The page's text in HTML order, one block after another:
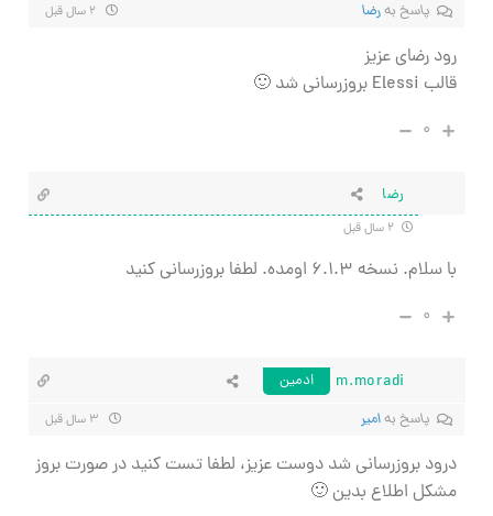
پاسخ بهرضا
رود رضای عزیز
قالب Elessi بروزرسانی شد 🙂
۰
رضا
با سلام. نسخه ۶.۱.۳ اومده. لطفا بروزرسانی کنید
۰
m.moradi
ادمین
پاسخ بهامیر
درود بروزرسانی شد دوست عزیز، لطفا تست کنید در صورت بروز
مشکل اطلاع بدین 🙂